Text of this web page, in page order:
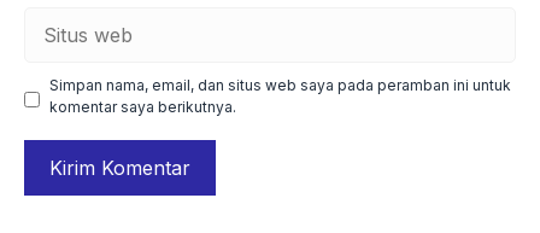
Simpan nama, email, dan situs web saya pada peramban ini untuk
komentar saya berikutnya.